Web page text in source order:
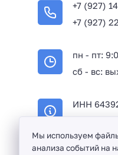
+7 (927)
+7 (927)
пн - пт:
сб - вс:
ИНН
Мы используем
анализа событий на